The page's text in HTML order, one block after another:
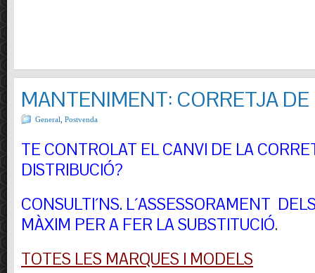
MANTENIMENT: CORRETJA
General Postvenda
TE CONTROLAT EL CANVI DE LA
DISTRIBUCIÓ?
CONSULTI´NS. L´ASSESSORAMENT
MÀXIM PER A FER LA SUBSTITUCIÓ.
TOTES LES MARQUES I MODELS